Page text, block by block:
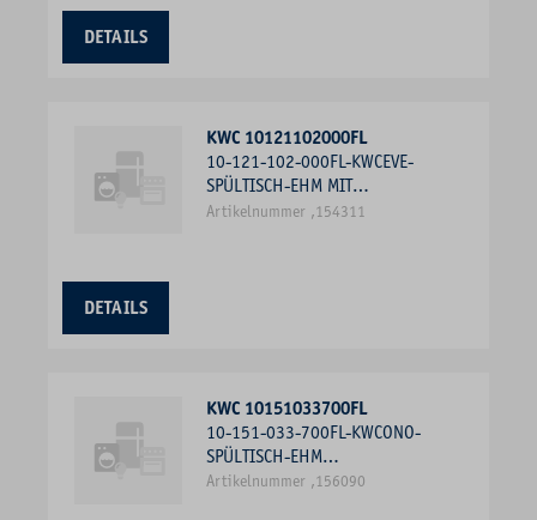
DETAILS
KWC 10121102000FL
10-121-102-000FL-KWCEVE-
SPÜLTISCH-EHM MIT
AUSZUGNEOPERL, MIT LICHT,
Artikelnummer ,154311
DETAILS
KWC 10151033700FL
10-151-033-700FL-KWCONO-
SPÜLTISCH-EHM
AUSZUGBRAUSE, EDELSTAHL
Artikelnummer ,156090